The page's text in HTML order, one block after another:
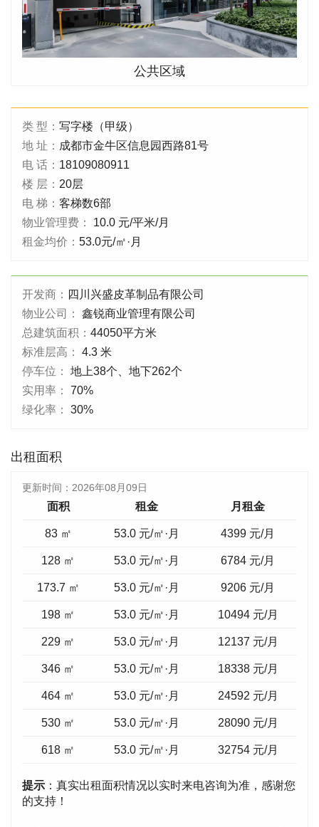
公共区域
类 型： 写字楼（甲级）
地 址： 成都市金牛区信息园西路81号
电 话： 18109080911
楼 层： 20层
电 梯： 客梯数6部
物业管理费：
10.0 元/平米/月
租金均价： 53.0元/㎡·月
开发商： 四川兴盛皮革制品有限公司
物业公司：
鑫锐商业管理有限公司
总建筑面积： 44050平方米
标准层高：
4.3 米
停车位：
地上38个、地下262个
实用率：
70%
绿化率：
30%
出租面积
更新时间： 2026年08月09日
面积 租金 月租金
83 ㎡ 53.0 元/㎡·月 4399 元/月
128 ㎡ 53.0 元/㎡·月 6784 元/月
173.7 ㎡ 53.0 元/㎡·月 9206 元/月
198 ㎡ 53.0 元/㎡·月 10494元/月
229 ㎡ 53.0 元/㎡·月 12137 元/月
346 ㎡ 53.0 元/㎡·月 18338元/月
464 ㎡ 53.0 元/㎡·月 24592 元/月
530 ㎡ 53.0 元/㎡·月 28090元/月
618 ㎡ 53.0 元/㎡·月 32754元/月
提示 ：真实出租面积情况以实时来电咨询为准，感谢您
的支持！